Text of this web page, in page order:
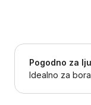
Pogodno za
Idealno za